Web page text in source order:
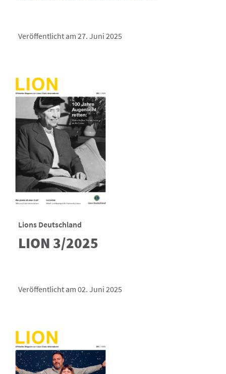
Veröffentlicht am 27. Juni 2025
Lions Deutschland
LION 3/2025
Veröffentlicht am 02. Juni 2025